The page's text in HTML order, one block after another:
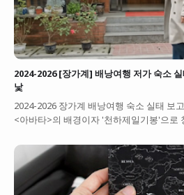
2024-2026 [장가계] 배낭여행 저가 숙소
낯
2024-2026 장가계 배낭여행 숙소 실태 보
<아바타>의 배경이자 '천하제일기봉'으로